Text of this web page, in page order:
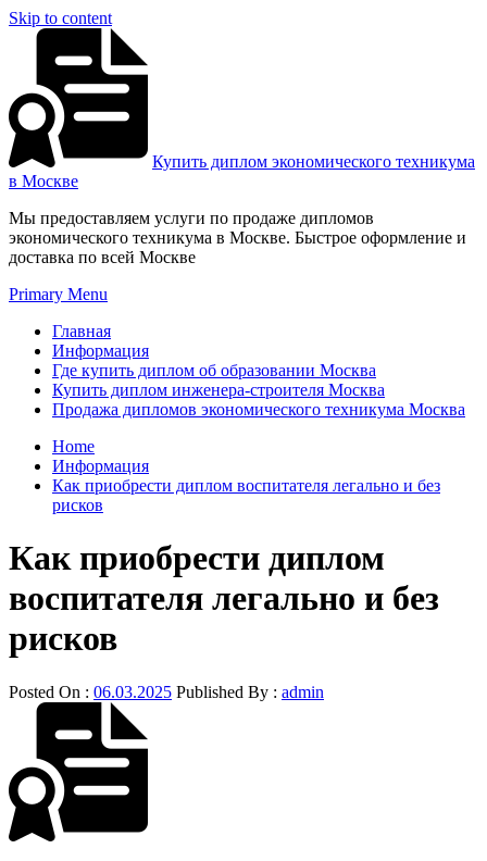
Skip to content
Купить диплом экономического техникума
в Москве
Мы предоставляем услуги по продаже дипломов
экономического техникума в Москве. Быстрое оформление и
доставка по всей Москве
Primary Menu
Главная
Информация
Где купить диплом об образовании Москва
Купить диплом инженера-строителя Москва
Продажа дипломов экономического техникума Москва
Home
Информация
Как приобрести диплом воспитателя легально и без
рисков
Как приобрести диплом
воспитателя легально и без
рисков
Posted On : 06.03.2025 Published By : admin